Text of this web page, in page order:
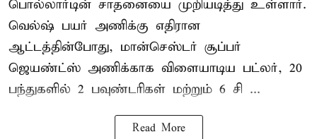
பொல்லார்டின் சாதனையை முறியடித்து உள்ளார்.
வெல்ஷ் பயர் அணிக்கு எதிரான
ஆட்டத்தின்போது, மான்செஸ்டர் சூப்பர்
ஜெயண்ட்ஸ் அணிக்காக விளையாடிய பட்லர், 20
பந்துகளில் 2 பவுண்டரிகள் மற்றும் 6 சி ...
Read More